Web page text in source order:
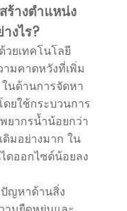
ร้างตำแหน่ง
งไร?
ยเทคโนโลยี
มคาดหวังที่เพิ่ม
นด้านการจัดหา
ดยใช้กระบวนการ
ยากรน้ำน้อยกว่า
ดิมอย่างมาก ใน
ดออกไซด์น้อยลง
ญหาด้านสิ่ง